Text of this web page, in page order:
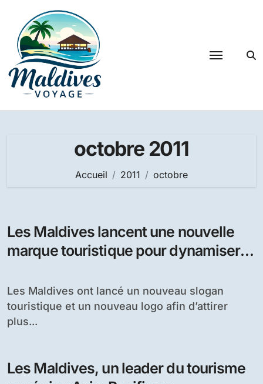
contenu
octobre 2011
Accueil 2011 octobre
Les Maldives lancent une nouvelle
marque touristique pour dynamiser
Les Maldives ont lancé un nouveau slogan
touristique et un nouveau logo afin d’attirer
plus...
Les Maldives, un leader du tourisme